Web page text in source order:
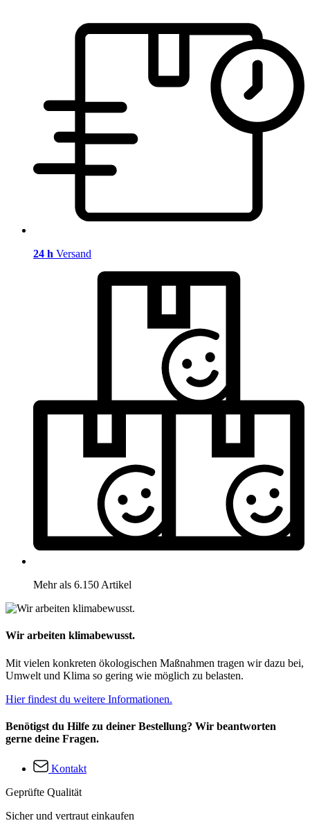
24 h Versand
Mehr als 6.150 Artikel
Wir arbeiten klimabewusst.
Mit vielen konkreten ökologischen Maßnahmen tragen wir dazu bei,
Umwelt und Klima so gering wie möglich zu belasten.
Hier findest du weitere Informationen.
Benötigst du Hilfe zu deiner Bestellung? Wir beantworten
gerne deine Fragen.
Kontakt
Geprüfte Qualität
Sicher und vertraut einkaufen